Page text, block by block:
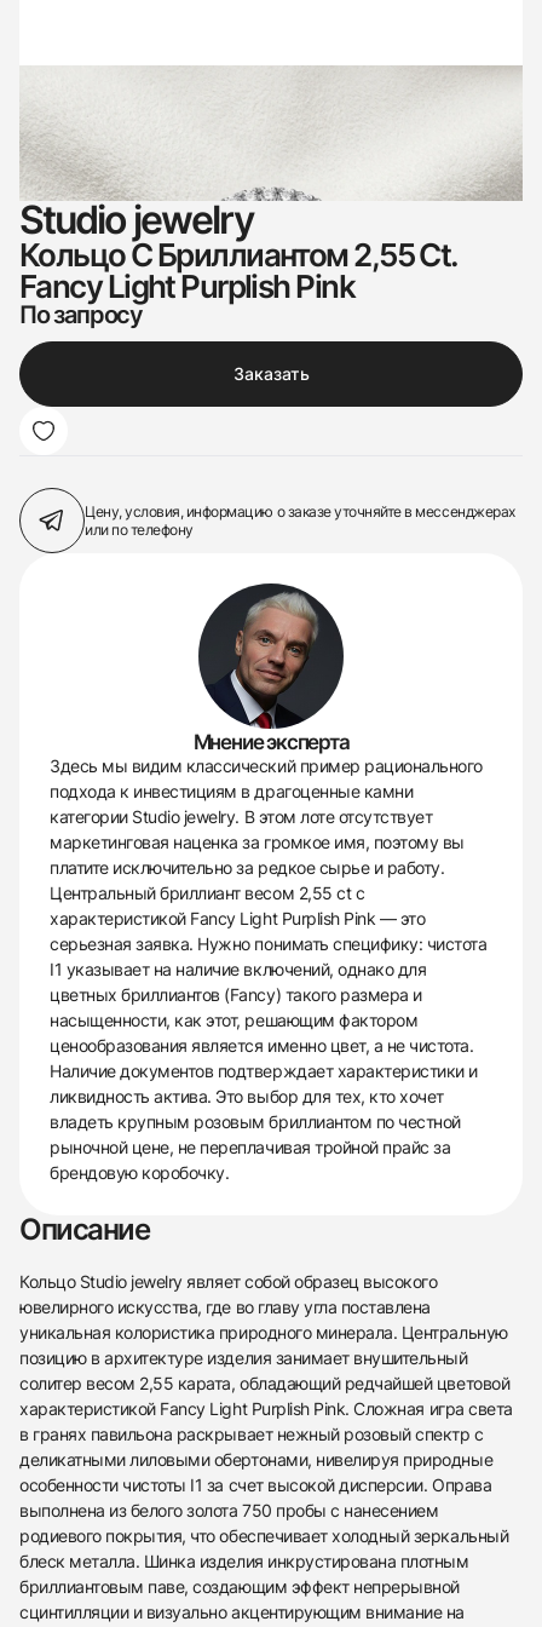
438
285
145
142
205
204
195
150
6
Studio jewelry
Кольцо С Бриллиантом 2,55 Ct.
Fancy Light Purplish Pink
По запросу
Заказать
Цену, условия, информацию о заказеуточняйте в мессенджерах
или по телефону
Мнение эксперта
Здесь мы видим классический пример рационального
подхода к инвестициям в драгоценные камни
категории Studio jewelry. В этом лоте отсутствует
маркетинговая наценка за громкое имя, поэтому вы
платите исключительно за редкое сырье и работу.
Центральный бриллиант весом 2,55 ct с
характеристикой Fancy Light Purplish Pink — это
серьезная заявка. Нужно понимать специфику: чистота
I1 указывает на наличие включений, однако для
цветных бриллиантов (Fancy) такого размера и
насыщенности, как этот, решающим фактором
ценообразования является именно цвет, а не чистота.
Наличие документов подтверждает характеристики и
ликвидность актива. Это выбор для тех, кто хочет
владеть крупным розовым бриллиантом по честной
рыночной цене, не переплачивая тройной прайс за
брендовую коробочку.
Описание
Кольцо Studio jewelry являет собой образец высокого
ювелирного искусства, где во главу угла поставлена
уникальная колористика природного минерала. Центральную
позицию в архитектуре изделия занимает внушительный
солитер весом 2,55 карата, обладающий редчайшей цветовой
характеристикой Fancy Light Purplish Pink. Сложная игра света
в гранях павильона раскрывает нежный розовый спектр с
деликатными лиловыми обертонами, нивелируя природные
особенности чистоты I1 за счет высокой дисперсии. Оправа
выполнена из белого золота 750 пробы с нанесением
родиевого покрытия, что обеспечивает холодный зеркальный
блеск металла. Шинка изделия инкрустирована плотным
бриллиантовым паве, создающим эффект непрерывной
сцинтилляции и визуально акцентирующим внимание на